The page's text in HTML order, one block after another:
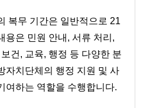
복무 기간은 일반적으로 21
용은 민원 안내, 서류 처리,
건, 교육, 행정 등 다양한 분
자치단체의 행정 지원 및 사
여하는 역할을 수행합니다.